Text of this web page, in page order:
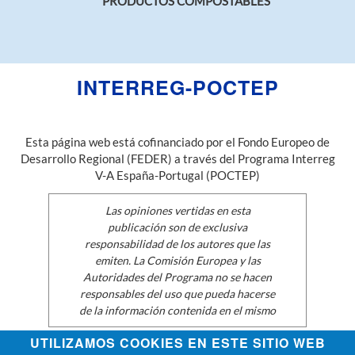
INTERREG-POCTEP
Esta página web está cofinanciado por el Fondo Europeo de
Desarrollo Regional (FEDER) a través del Programa Interreg
V-A España-Portugal (POCTEP)
Las opiniones vertidas en esta
publicación son de exclusiva
responsabilidad de los autores que las
emiten. La Comisión Europea y las
Autoridades del Programa no se hacen
responsables del uso que pueda hacerse
de la información contenida en el mismo
UTILIZAMOS COOKIES EN ESTE SITIO WEB